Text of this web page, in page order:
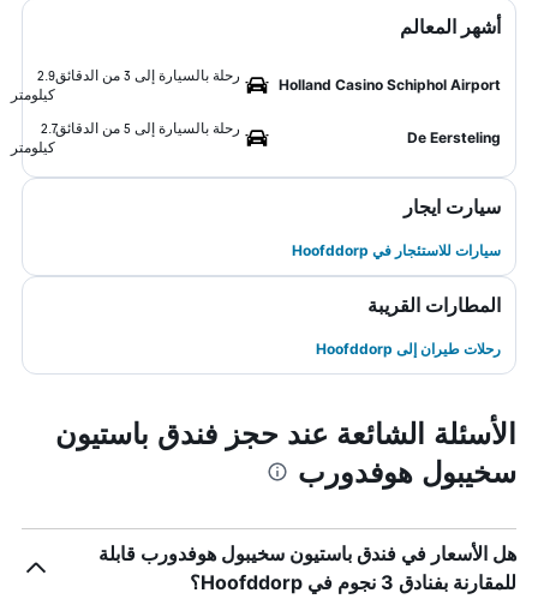
أشهر المعالم
Holland Casino Schiphol Airport
رحلة بالسيارة إلى 3 من الدقائق
2.9
كيلومتر
De Eersteling
رحلة بالسيارة إلى 5 من الدقائق
2.7
كيلومتر
سيارت ايجار
سيارات للاستئجار في Hoofddorp
المطارات القريبة
رحلات طيران إلى Hoofddorp
الأسئلة الشائعة عند حجز فندق باستيون
سخيبول هوفدورب
هل الأسعار في فندق باستيون سخيبول هوفدورب قابلة
للمقارنة بفنادق 3 نجوم في Hoofddorp؟